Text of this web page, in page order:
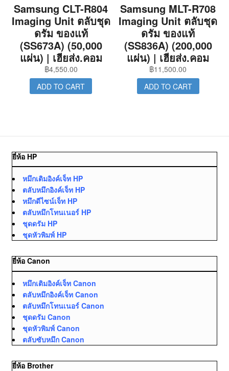
Samsung CLT-R804
Imaging Unit ตลับชุด
ดรัม ของแท้
(SS673A) (50,000
แผ่น) | เฮียส่ง.คอม
฿4,550.00
ADD TO CART
Samsung MLT-R708
Imaging Unit ตลับชุด
ดรัม ของแท้
(SS836A) (200,000
แผ่น) | เฮียส่ง.คอม
฿11,500.00
ADD TO CART
ยี่ห้อ HP
หมึกเติมอิงค์เจ็ท HP
ตลับหมึกอิงค์เจ็ท HP
หมึกดีไซน์เจ็ท HP
ตลับหมึกโทนเนอร์ HP
ชุดดรัม HP
ชุดหัวพิมพ์ HP
ยี่ห้อ Canon
หมึกเติมอิงค์เจ็ท Canon
ตลับหมึกอิงค์เจ็ท Canon
ตลับหมึกโทนเนอร์ Canon
ชุดดรัม Canon
ชุดหัวพิมพ์ Canon
ตลับซับหมึก Canon
ยี่ห้อ Brother